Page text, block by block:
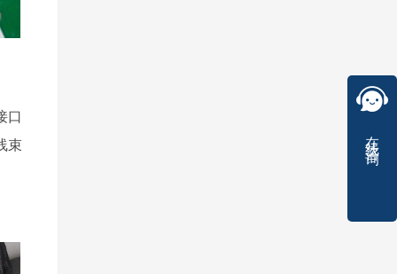
口
束
在线咨询